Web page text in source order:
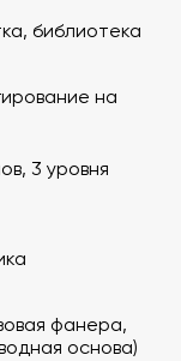
на него
телефоне. В
можно
спецэффекты
вам больше
библиотека
на
3 уровня
фанера,
основа)